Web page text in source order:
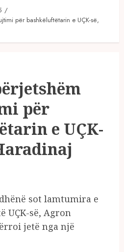
për bashkëluftëtarin e UÇK-së,
për
e UÇK-
sot lamtumira e
UÇK-së, Agron
jetë nga një